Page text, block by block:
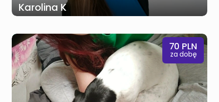
Karolina K
70 PLN
za dobę